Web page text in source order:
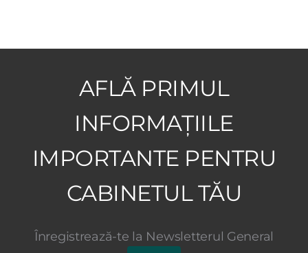
AFLĂ PRIMUL
INFORMAȚIILE
IMPORTANTE PENTRU
CABINETUL TĂU
Înregistrează-te la Newsletterul General